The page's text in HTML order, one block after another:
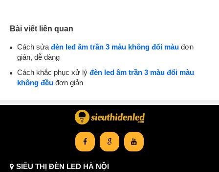
Bài viết liên quan
Cách sửa đèn led âm trần 3 màu không đổi màu đơn
giản, dễ dàng
Cách khắc phục xử lý đèn led âm trần 3 màu đổi màu
không đều đơn giản
SIÊU THỊ ĐÈN LED HÀ NỘI